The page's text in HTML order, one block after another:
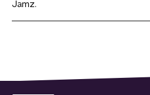
Jamz.